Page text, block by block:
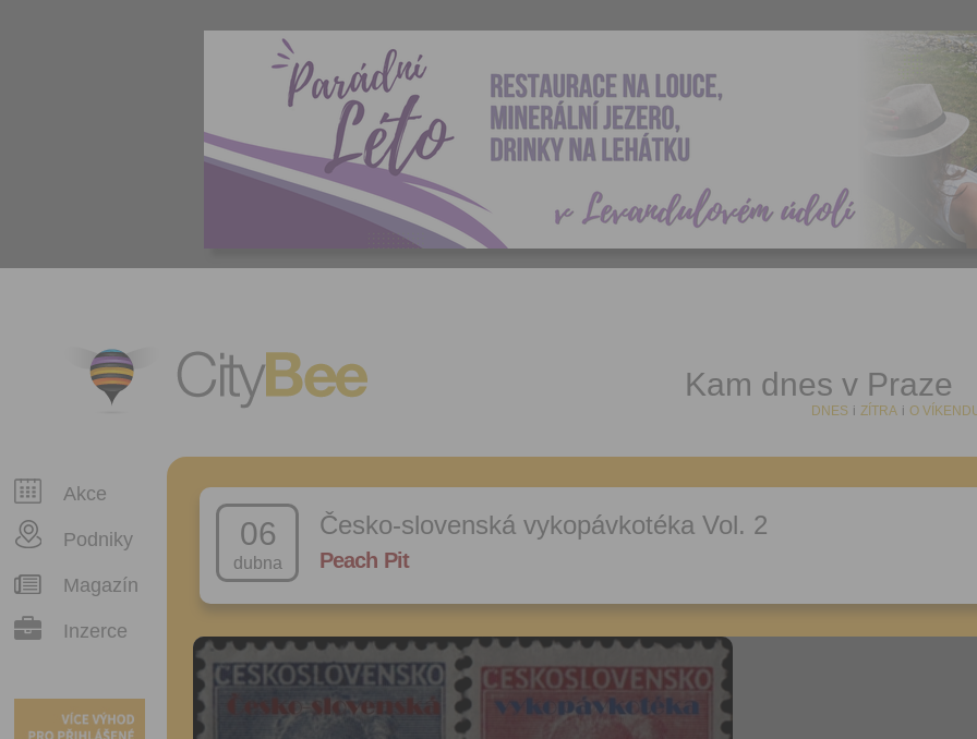
CityBee Kam dnes v Praze
DNES i ZÍTRA i O
Akce
Podniky
Magazín
Inzerce
06
dubna
Česko-slovenská vykopávkotéka Vol. 2
Peach Pit